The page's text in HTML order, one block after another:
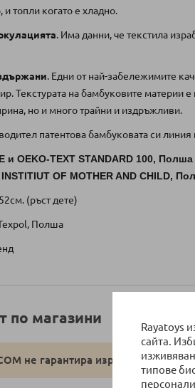
Rayatoys
сайта.
типове
топли когато е хладно.
. Има данни, че текстила
. Едни от най-забележимите
Текстурата на бамбуковите материи
но и много трайни и издръжливи.
патентова бамбуковата си линия
и OEKO-TEXT STANDARD 100, Полша
OF MOTHER AND CHILD,
(ръст дете)
Полша
по магазини
не гарантира изрично